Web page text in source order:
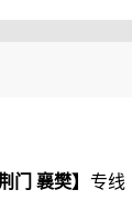
门 襄樊】 专线